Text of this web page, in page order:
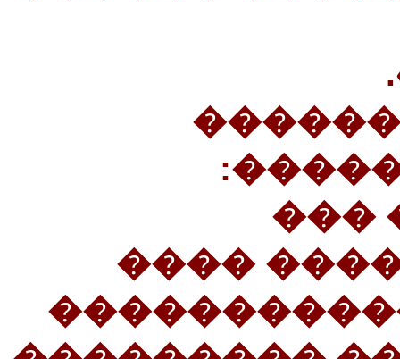
����������!» 71�����
������